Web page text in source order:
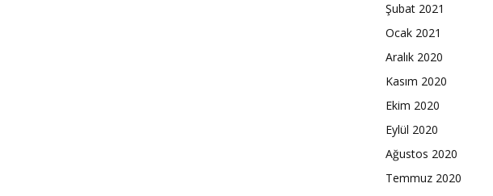
Şubat 2021
Ocak 2021
Aralık 2020
Kasım 2020
Ekim 2020
Eylül 2020
Ağustos 2020
Temmuz 2020